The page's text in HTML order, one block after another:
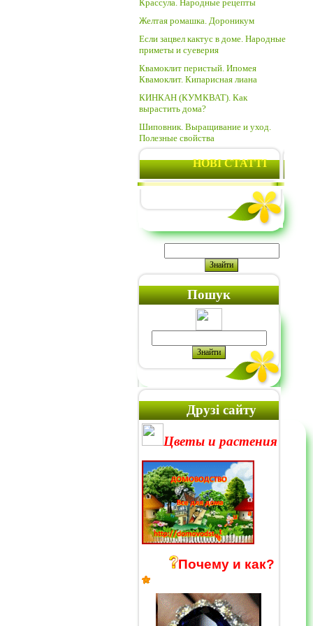
Крассула. Народные рецепты
Желтая ромашка. Дороникум
Если зацвел кактус в доме. Народные
приметы и суеверия
Квамоклит перистый. Ипомея
Квамоклит. Кипарисная лиана
КИНКАН (КУМКВАТ). Как
вырастить дома?
Шиповник. Выращивание и уход.
Полезные свойства
НОВІ СТАТТІ
Пошук
Друзі сайту
Цветы и растения
Почему и как?